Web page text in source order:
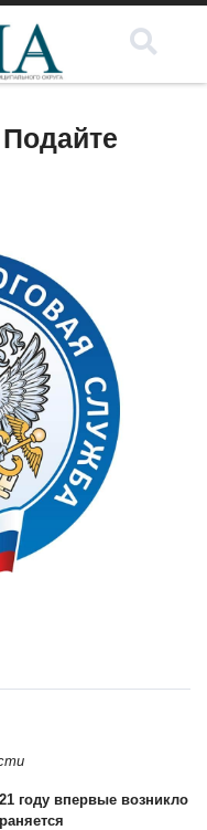
году впервые возникло